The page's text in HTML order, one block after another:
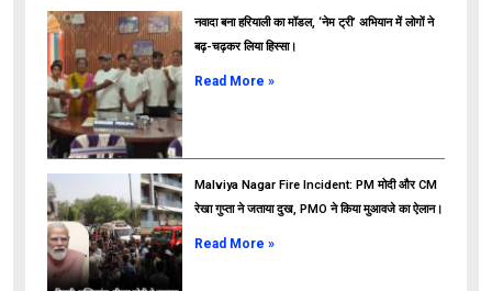
नवादा बना हरियाली का मॉडल, ‘नेम ट्री’ अभियान में लोगों ने
बढ़-चढ़कर लिया हिस्सा।
Read More »
Malviya Nagar Fire Incident: PM मोदी और CM
रेखा गुप्ता ने जताया दुख, PMO ने किया मुआवजे का ऐलान।
Read More »